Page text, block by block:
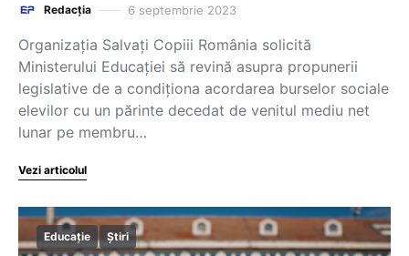
Redacția 6 septembrie 2023
Organizația Salvați Copiii România solicită
Ministerului Educației să revină asupra propunerii
legislative de a condiționa acordarea burselor sociale
elevilor cu un părinte decedat de venitul mediu net
lunar pe membru…
Vezi articolul
Educație Știri